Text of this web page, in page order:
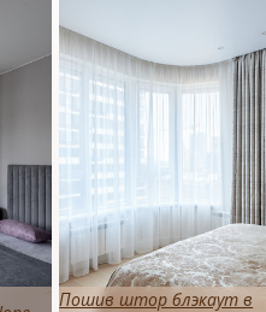
Пошив штор блэкаут в